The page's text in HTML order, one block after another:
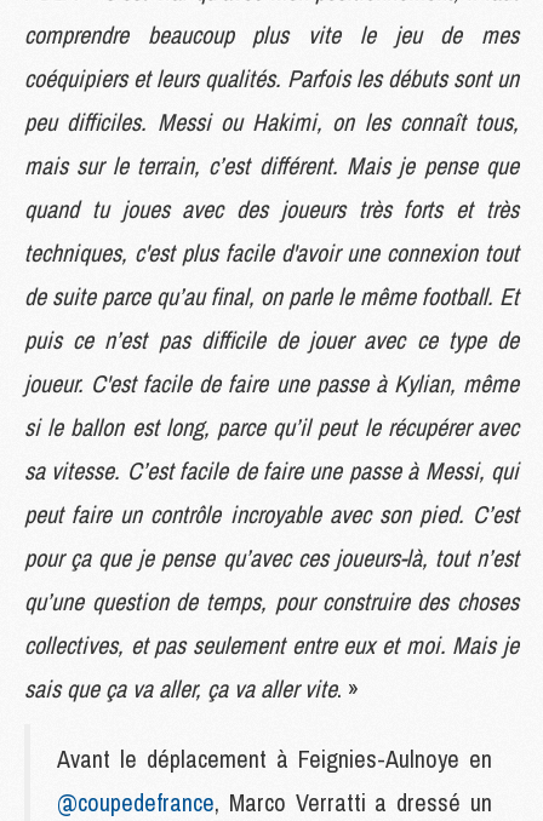
comprendre beaucoup plus vite le jeu de mes
coéquipiers et leurs qualités. Parfois les débuts sont un
peu difficiles. Messi ou Hakimi, on les connaît tous,
mais sur le terrain, c’est différent. Mais je pense que
quand tu joues avec des joueurs très forts et très
techniques, c'est plus facile d'avoir une connexion tout
de suite parce qu’au final, on parle le même football. Et
puis ce n’est pas difficile de jouer avec ce type de
joueur. C'est facile de faire une passe à Kylian, même
si le ballon est long, parce qu’il peut le récupérer avec
sa vitesse. C’est facile de faire une passe à Messi, qui
peut faire un contrôle incroyable avec son pied. C’est
pour ça que je pense qu’avec ces joueurs-là, tout n’est
qu’une question de temps, pour construire des choses
collectives, et pas seulement entre eux et moi. Mais je
sais que ça va aller, ça va aller vite. »
Avant le déplacement à Feignies-Aulnoye en
@coupedefrance, Marco Verratti a dressé un